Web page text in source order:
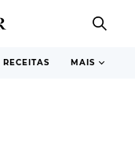
RECEITAS MAIS